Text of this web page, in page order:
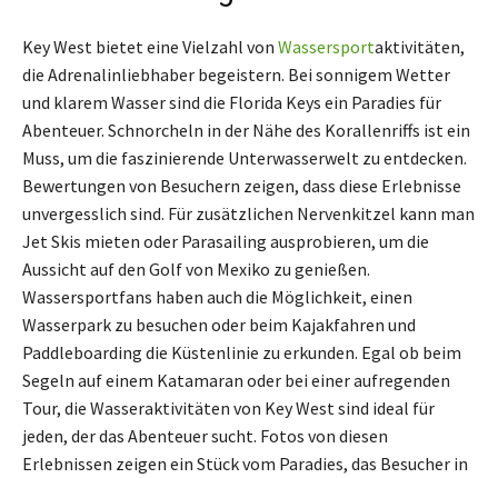
Key West bietet eine Vielzahl von Wassersportaktivitäten,
die Adrenalinliebhaber begeistern. Bei sonnigem Wetter
und klarem Wasser sind die Florida Keys ein Paradies für
Abenteuer. Schnorcheln in der Nähe des Korallenriffs ist ein
Muss, um die faszinierende Unterwasserwelt zu entdecken.
Bewertungen von Besuchern zeigen, dass diese Erlebnisse
unvergesslich sind. Für zusätzlichen Nervenkitzel kann man
Jet Skis mieten oder Parasailing ausprobieren, um die
Aussicht auf den Golf von Mexiko zu genießen.
Wassersportfans haben auch die Möglichkeit, einen
Wasserpark zu besuchen oder beim Kajakfahren und
Paddleboarding die Küstenlinie zu erkunden. Egal ob beim
Segeln auf einem Katamaran oder bei einer aufregenden
Tour, die Wasseraktivitäten von Key West sind ideal für
jeden, der das Abenteuer sucht. Fotos von diesen
Erlebnissen zeigen ein Stück vom Paradies, das Besucher in